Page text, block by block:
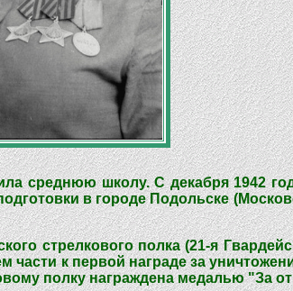
среднюю школу. С декабря 1942
в городе Подольске
стрелкового полка (21-я
к первой награде за
полку награждена медалью "За